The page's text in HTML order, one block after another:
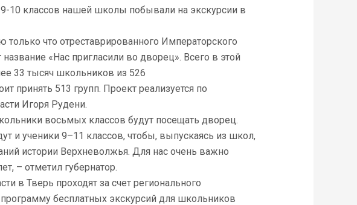
10 классов нашей школы побывали на экскурсии в
что отреставрированного Императорского
«Нас пригласили во дворец». Всего в этой
33 тысяч школьников из 526
принять 513 групп. Проект реализуется по
Игоря Рудени.
восьмых классов будут посещать дворец.
и ученики 9–11 классов, чтобы, выпускаясь из школ,
истории Верхневолжья. Для нас очень важно
– отметил губернатор.
в Тверь проходят за счет регионального
бесплатных экскурсий для школьников